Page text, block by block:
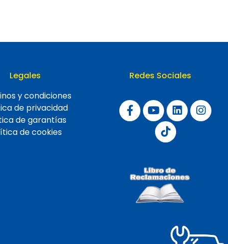
Legales
y condiciones
de privacidad
de garantías
de cookies
Redes Sociales